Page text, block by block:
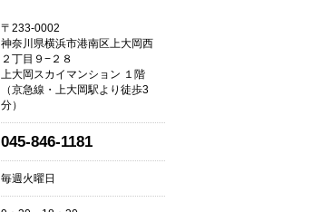
〒233-0002
神奈川県横浜市港南区上大岡西
２丁目９−２８
上大岡スカイマンション １階
（京急線・上大岡駅より徒歩3
分）
045-846-1181
毎週火曜日